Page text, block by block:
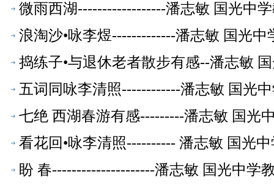
微雨西湖------------------潘志敏 国光中
浪淘沙•咏李煜-------------潘志敏 国光
捣练子•与退休老者散步有感--潘志敏
五词同咏李清照------------潘志敏 国光
七绝 西湖春游有感---------潘志敏 国光
看花回•咏李清照---------- 潘志敏 国光
盼 春---------------------潘志敏 国光中学